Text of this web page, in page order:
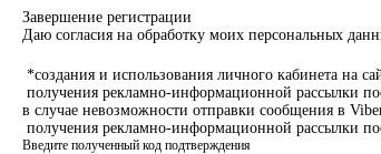
Завершение регистрации
Даю согласия на обработку моих персональных
*создания и использования личного кабинета на
получения рекламно-информационной рассылки
в случае невозможности отправки сообщения в
получения рекламно-информационной рассылки
Введите полученный код подтверждения